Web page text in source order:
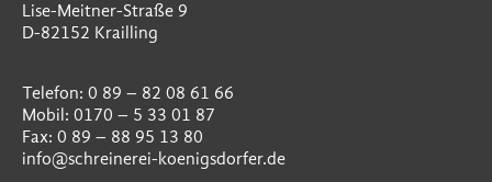
Lise-Meitner-Straße 9
D-82152 Krailling
Telefon: 0 89 – 82 08 61 66
Mobil: 0170 – 5 33 01 87
Fax: 0 89 – 88 95 13 80
info@schreinerei-koenigsdorfer.de